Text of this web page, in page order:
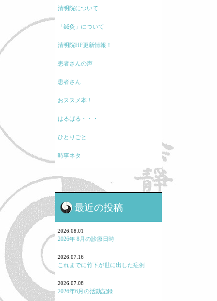
清明院について
「鍼灸」について
清明院HP更新情報！
患者さんの声
患者さん
おススメ本！
はるばる・・・
ひとりごと
時事ネタ
現代医療に関して
鍼灸と保険・業界のお話
鍼灸学校、鍼灸学生に関して
よくある病気・症状
養生
最近の投稿
2026.08.01
2026年 8月の診療日時
2026.07.16
これまでに竹下が世に出した症例
2026.07.08
2026年6月の活動記録